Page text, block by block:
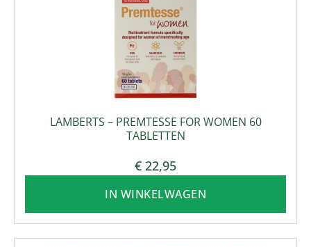
LAMBERTS – PREMTESSE FOR WOMEN 60
TABLETTEN
€ 22,95
IN WINKELWAGEN